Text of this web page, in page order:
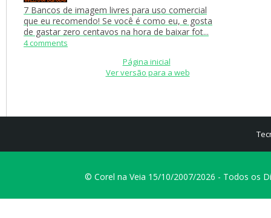
7 Bancos de imagem livres para uso comercial
que eu recomendo! Se você é como eu, e gosta
de gastar zero centavos na hora de baixar fot...
4 comments
Página inicial
Ver versão para a web
© Corel na Veia 15/10/2007/2026 - Todos os